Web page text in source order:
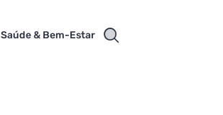
Saúde & Bem-Estar